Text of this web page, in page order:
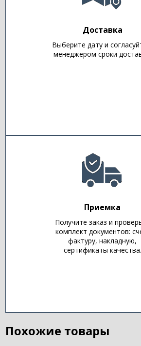
Доставка
Выберите дату и
менеджером сроки
Приемка
Получите заказ и
комплект документов:
фактуру, накладную,
сертификаты качества.
Похожие товары